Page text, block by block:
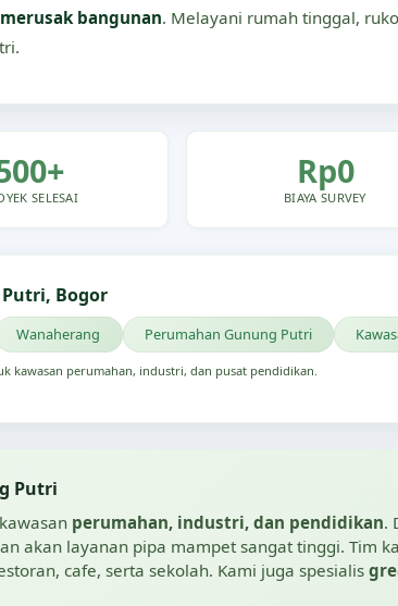
bangunan. Melayani rumah tinggal,
SELESAI
Rp0
BIAYA SURVEY
Bogor
Wanaherang Perumahan Gunung Putri
kawasan perumahan, industri, dan pusat pendidikan.
Putri
perumahan, industri, dan pendidikan.
akan layanan pipa mampet sangat tinggi. Tim
cafe, serta sekolah. Kami juga spesialis